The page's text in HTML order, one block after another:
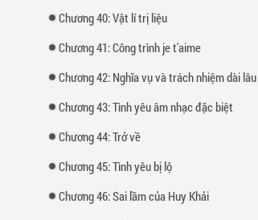
Chương 40: Vật lí trị liệu
Chương 41: Công trình je t'aime
Chương 42: Nghĩa vụ và trách nhiệm dài lâu
Chương 43: Tình yêu âm nhạc đặc biệt
Chương 44: Trở về
Chương 45: Tình yêu bị lộ
Chương 46: Sai lầm của Huy Khải